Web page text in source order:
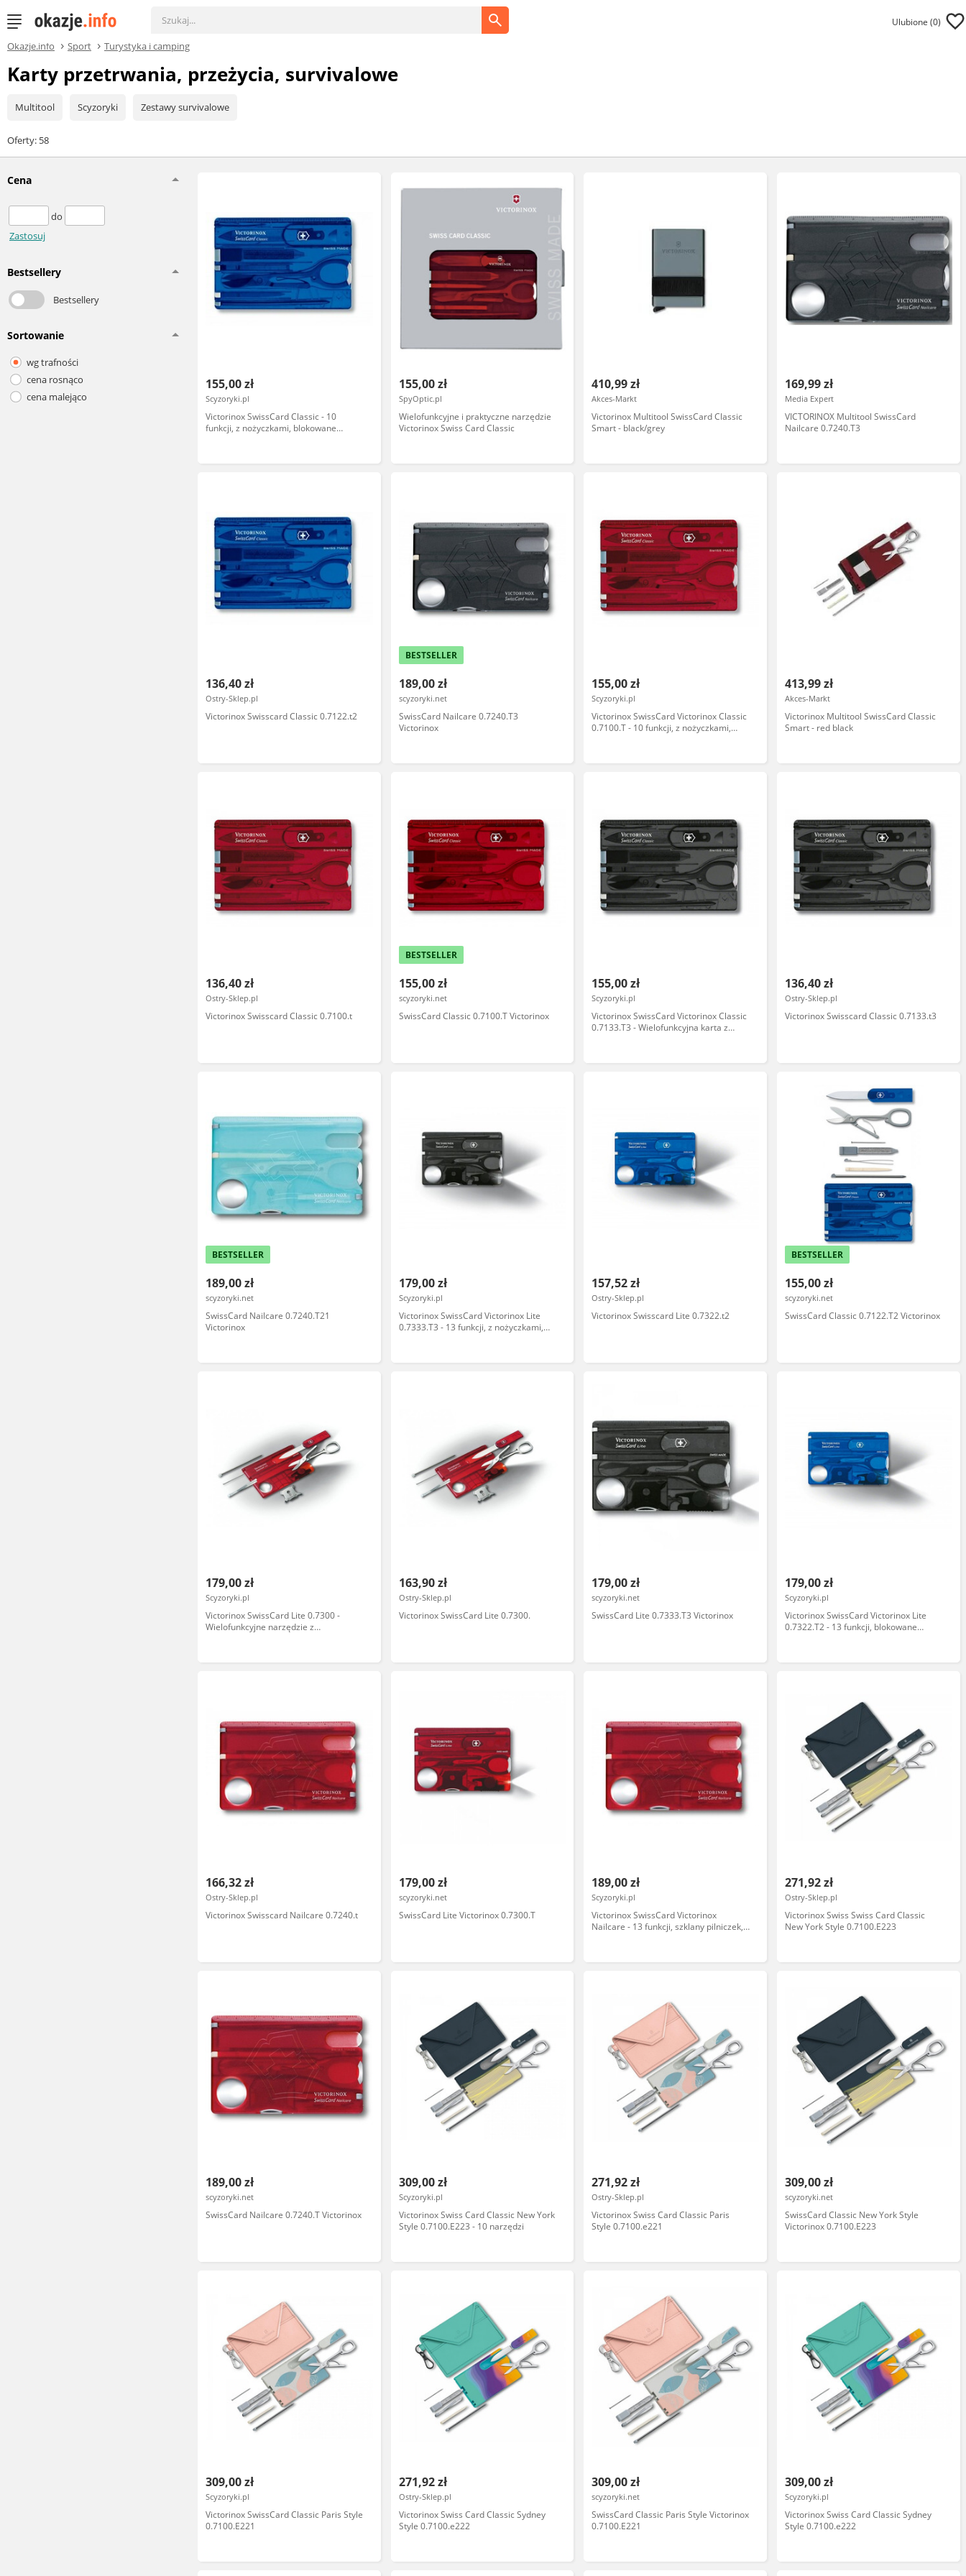
Ulubione (0)
Okazje.info Sport Turystyka i camping
Karty przetrwania, przeżycia, survivalowe
Multitool Scyzoryki Zestawy survivalowe
Oferty: 58
Cena
do
Zastosuj
Bestsellery
Bestsellery
Sortowanie
wg trafności
cena rosnąco
cena malejąco
155,00 zł
Scyzoryki.pl
Victorinox SwissCard Classic - 10
funkcji, z nożyczkami, blokowane
155,00 zł
SpyOptic.pl
Wielofunkcyjne i praktyczne narzędzie
Victorinox Swiss Card Classic
410,99 zł
Akces-Markt
Victorinox Multitool SwissCard Classic
Smart - black/grey
169,99 zł
Media Expert
VICTORINOX Multitool SwissCard
Nailcare 0.7240.T3
136,40 zł
Ostry-Sklep.pl
Victorinox Swisscard Classic 0.7122.t2
BESTSELLER
189,00 zł
scyzoryki.net
SwissCard Nailcare 0.7240.T3
Victorinox
155,00 zł
Scyzoryki.pl
Victorinox SwissCard Victorinox Classic
0.7100.T - 10 funkcji, z nożyczkami,
413,99 zł
Akces-Markt
Victorinox Multitool SwissCard Classic
Smart - red black
136,40 zł
Ostry-Sklep.pl
Victorinox Swisscard Classic 0.7100.t
BESTSELLER
155,00 zł
scyzoryki.net
SwissCard Classic 0.7100.T Victorinox
155,00 zł
Scyzoryki.pl
Victorinox SwissCard Victorinox Classic
0.7133.T3 - Wielofunkcyjna karta z
-
136,40 zł
Ostry-Sklep.pl
Victorinox Swisscard Classic 0.7133.t3
BESTSELLER
189,00 zł
scyzoryki.net
SwissCard Nailcare 0.7240.T21
Victorinox
179,00 zł
Scyzoryki.pl
Victorinox SwissCard Victorinox Lite
0.7333.T3 - 13 funkcji, z nożyczkami,
157,52 zł
Ostry-Sklep.pl
Victorinox Swisscard Lite 0.7322.t2
BESTSELLER
155,00 zł
scyzoryki.net
SwissCard Classic 0.7122.T2 Victorinox
179,00 zł
Scyzoryki.pl
Victorinox SwissCard Lite 0.7300 -
Wielofunkcyjne narzędzie z
Czerwony
163,90 zł
Ostry-Sklep.pl
Victorinox SwissCard Lite 0.7300.
179,00 zł
scyzoryki.net
SwissCard Lite 0.7333.T3 Victorinox
179,00 zł
Scyzoryki.pl
Victorinox SwissCard Victorinox Lite
0.7322.T2 - 13 funkcji, blokowane
166,32 zł
Ostry-Sklep.pl
Victorinox Swisscard Nailcare 0.7240.t
179,00 zł
scyzoryki.net
SwissCard Lite Victorinox 0.7300.T
189,00 zł
Scyzoryki.pl
Victorinox SwissCard Victorinox
Nailcare - 13 funkcji, szklany pilniczek,
mm -
271,92 zł
Ostry-Sklep.pl
Victorinox Swiss Swiss Card Classic
New York Style 0.7100.E223
189,00 zł
scyzoryki.net
SwissCard Nailcare 0.7240.T Victorinox
309,00 zł
Scyzoryki.pl
Victorinox Swiss Card Classic New York
Style 0.7100.E223 - 10 narzędzi
271,92 zł
Ostry-Sklep.pl
Victorinox Swiss Card Classic Paris
Style 0.7100.e221
309,00 zł
scyzoryki.net
SwissCard Classic New York Style
Victorinox 0.7100.E223
309,00 zł
Scyzoryki.pl
Victorinox SwissCard Classic Paris Style
0.7100.E221
271,92 zł
Ostry-Sklep.pl
Victorinox Swiss Card Classic Sydney
Style 0.7100.e222
309,00 zł
scyzoryki.net
SwissCard Classic Paris Style Victorinox
0.7100.E221
309,00 zł
Scyzoryki.pl
Victorinox Swiss Card Classic Sydney
Style 0.7100.e222